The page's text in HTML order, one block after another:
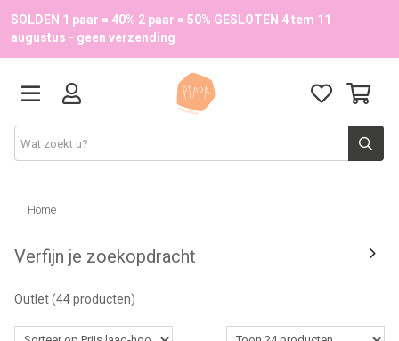
SOLDEN 1 paar = 40% 2 paar = 50% GESLOTEN 4 tem 11
augustus - geen verzending
Schoenen
School
Accessoires
Home
Verfijn je zoekopdracht
Outlet(44 producten)